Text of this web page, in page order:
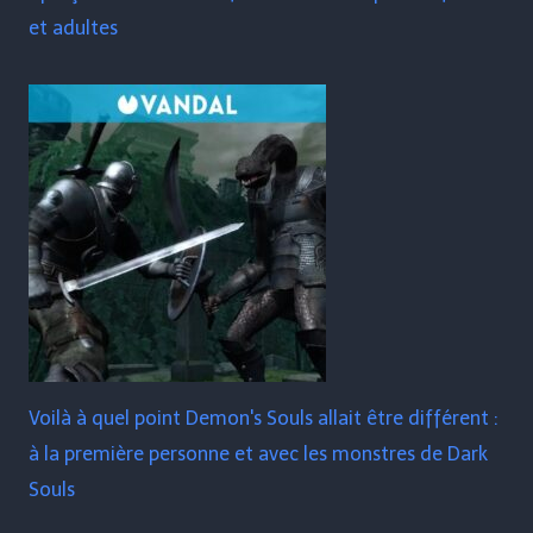
et adultes
Voilà à quel point Demon's Souls allait être différent :
à la première personne et avec les monstres de Dark
Souls